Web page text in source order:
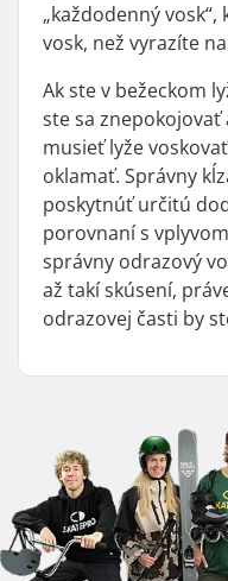
„každodenný
vosk, než vyrazíte
Ak ste v bežeckom
ste sa znepokojovať
musieť lyže
oklamať. Správny
poskytnúť určitú
porovnaní s
správny odrazový
až takí skúsení,
odrazovej časti by